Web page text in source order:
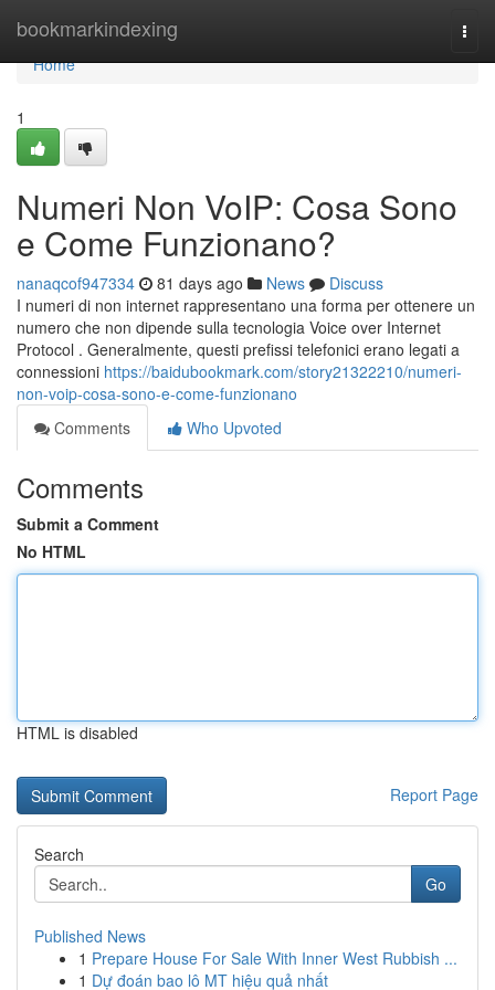
bookmarkindexing
Home
Home
1
Numeri Non VoIP: Cosa Sono
e Come Funzionano?
nanaqcof947334 81 days ago News
Discuss
I numeri di non internet rappresentano una forma per ottenere un
numero che non dipende sulla tecnologia Voice over Internet
Protocol . Generalmente, questi prefissi telefonici erano legati a
connessioni https://baidubookmark.com/story21322210/numeri-
non-voip-cosa-sono-e-come-funzionano
Comments
Who Upvoted
Comments
Submit a Comment
No HTML
HTML is disabled
Report Page
Search
Go
Published News
1 Prepare House For Sale With Inner West Rubbish ...
1 Dự đoán bao lô MT hiệu quả nhất